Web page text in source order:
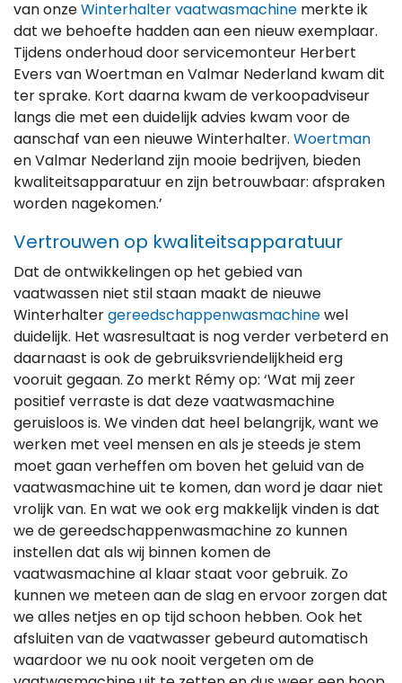
van onze Winterhalter vaatwasmachine merkte ik
dat we behoefte hadden aan een nieuw exemplaar.
Tijdens onderhoud door servicemonteur Herbert
Evers van Woertman en Valmar Nederland kwam dit
ter sprake. Kort daarna kwam de verkoopadviseur
langs die met een duidelijk advies kwam voor de
aanschaf van een nieuwe Winterhalter. Woertman
en Valmar Nederland zijn mooie bedrijven, bieden
kwaliteitsapparatuur en zijn betrouwbaar: afspraken
worden nagekomen.’
Vertrouwen op kwaliteitsapparatuur
Dat de ontwikkelingen op het gebied van
vaatwassen niet stil staan maakt de nieuwe
Winterhalter gereedschappenwasmachine wel
duidelijk. Het wasresultaat is nog verder verbeterd en
daarnaast is ook de gebruiksvriendelijkheid erg
vooruit gegaan. Zo merkt Rémy op: ‘Wat mij zeer
positief verraste is dat deze vaatwasmachine
geruisloos is. We vinden dat heel belangrijk, want we
werken met veel mensen en als je steeds je stem
moet gaan verheffen om boven het geluid van de
vaatwasmachine uit te komen, dan word je daar niet
vrolijk van. En wat we ook erg makkelijk vinden is dat
we de gereedschappenwasmachine zo kunnen
instellen dat als wij binnen komen de
vaatwasmachine al klaar staat voor gebruik. Zo
kunnen we meteen aan de slag en ervoor zorgen dat
we alles netjes en op tijd schoon hebben. Ook het
afsluiten van de vaatwasser gebeurd automatisch
waardoor we nu ook nooit vergeten om de